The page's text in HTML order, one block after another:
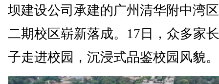
坝建设公司承建的广州清华附中湾
二期校区崭新落成。17日，众多家
子走进校园，沉浸式品鉴校园风貌。